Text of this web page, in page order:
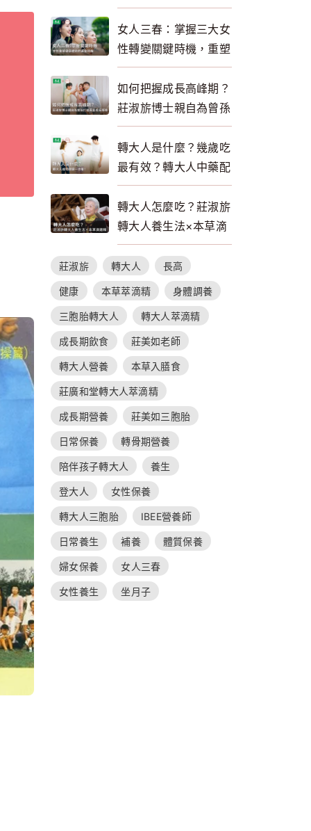
與保健品一次看懂
女人三春：掌握三大女
性轉變關鍵時機，重塑
健康體質，自然逆齡回
春！
如何把握成長高峰期？
莊淑旂博士親自為曾孫
三胞胎打造黃金成長策
略 為轉大人助攻
轉大人是什麼？幾歲吃
最有效？轉大人中藥配
方與品牌推薦一次看
轉大人怎麼吃？莊淑旂
轉大人養生法×本草滴
雞精的補養指南
莊淑旂 轉大人 長高
健康 本草萃滴精 身體調養
三胞胎轉大人 轉大人萃滴精
成長期飲食 莊美如老師
轉大人營養 本草入膳食
莊廣和堂轉大人萃滴精
成長期營養 莊美如三胞胎
日常保養 轉骨期營養
陪伴孩子轉大人 養生
登大人 女性保養
轉大人三胞胎 IBEE營養師
日常養生 補養 體質保養
婦女保養 女人三春
女性養生 坐月子